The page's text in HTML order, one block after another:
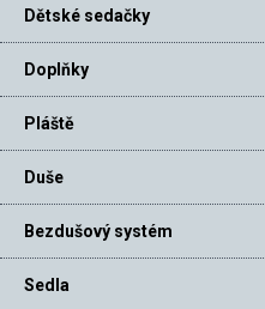
Dětské sedačky
Doplňky
Pláště
Duše
Bezdušový systém
Sedla